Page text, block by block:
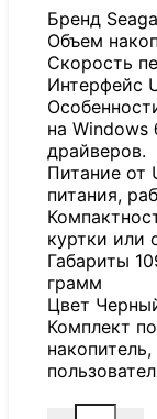
Бренд
Объем
Скорость
Интерфейс
на Windows
драйверов.
Питание от
питания,
куртки или
Габариты
грамм
Цвет
Комплект